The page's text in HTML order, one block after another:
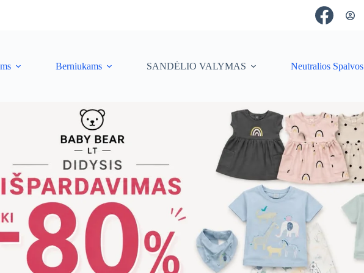
Berniukams SANDĖLIO VALYMAS Neutralios Spalvos